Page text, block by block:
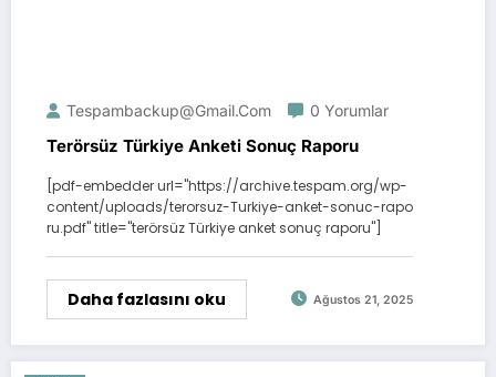
Tespambackup@gmail.com 0 Yorumlar
Terörsüz Türkiye Anketi Sonuç Raporu
[pdf-embedder url="https://archive.tespam.org/wp-
content/uploads/terorsuz-Turkiye-anket-sonuc-rapo
ru.pdf" title="terörsüz Türkiye anket sonuç raporu"]
Daha fazlasını oku Ağustos 21, 2025